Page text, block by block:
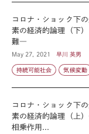
コロナ・ショック下
素の経済的論理（下
難―
May 27, 2021 早川 英男
持続可能社会 気候変動
コロナ・ショック下
素の経済的論理（上
相乗作用...